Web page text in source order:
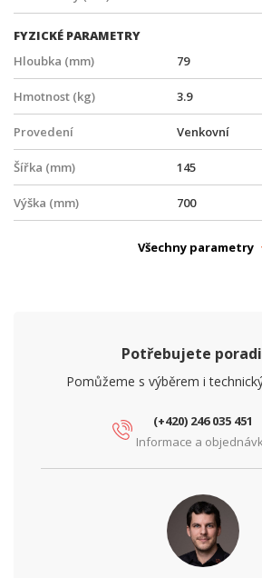
FYZICKÉ PARAMETRY
Hloubka (mm)
79
Hmotnost (kg) 3.9
Provedení Venkovní
Šířka (mm) 145
Výška (mm) 700
PARAMETRY BEZDRÁTVšechny parametry
Potřebujete
Pomůžeme s výběrem i
(+420) 246 035 451
Informace a